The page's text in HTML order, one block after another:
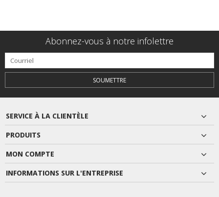
Abonnez-vous à notre infolettre
SOUMETTRE
SERVICE À LA CLIENTÈLE
PRODUITS
MON COMPTE
INFORMATIONS SUR L'ENTREPRISE